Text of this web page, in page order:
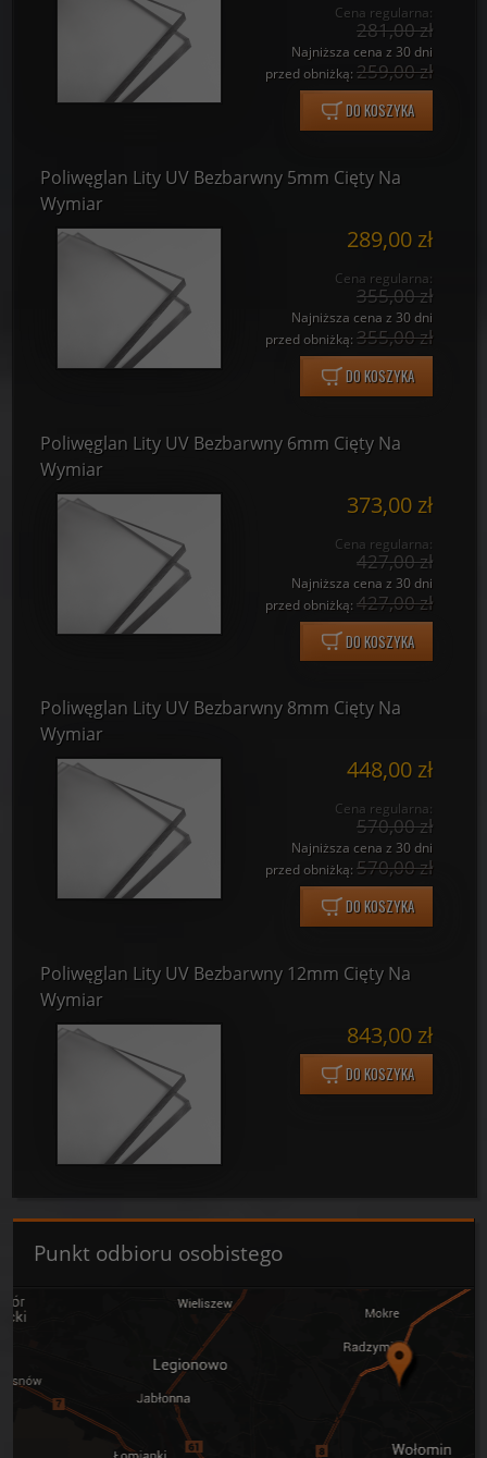
Cena regularna:
281,00 zł
Najniższa cena z 30 dni
przed obniżką: 259,00 zł
DO KOSZYKA
Poliwęglan Lity UV Bezbarwny 5mm Cięty Na
Wymiar
289,00 zł
Cena regularna:
355,00 zł
Najniższa cena z 30 dni
przed obniżką: 355,00 zł
DO KOSZYKA
Poliwęglan Lity UV Bezbarwny 6mm Cięty Na
Wymiar
373,00 zł
Cena regularna:
427,00 zł
Najniższa cena z 30 dni
przed obniżką: 427,00 zł
DO KOSZYKA
Poliwęglan Lity UV Bezbarwny 8mm Cięty Na
Wymiar
448,00 zł
Cena regularna:
570,00 zł
Najniższa cena z 30 dni
przed obniżką: 570,00 zł
DO KOSZYKA
Poliwęglan Lity UV Bezbarwny 12mm Cięty Na
Wymiar
843,00 zł
DO KOSZYKA
Punkt odbioru osobistego